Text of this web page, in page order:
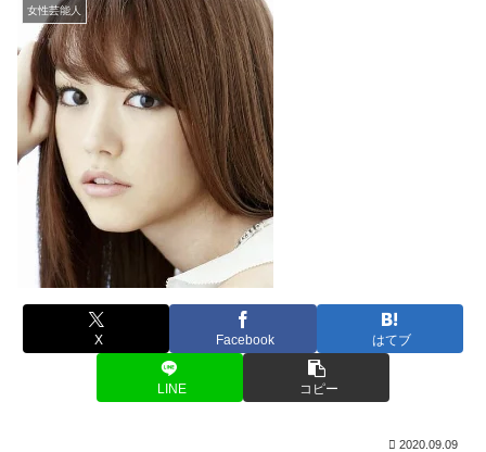
女性芸能人
X Facebook はてブ
LINE コピー
2020.09.09